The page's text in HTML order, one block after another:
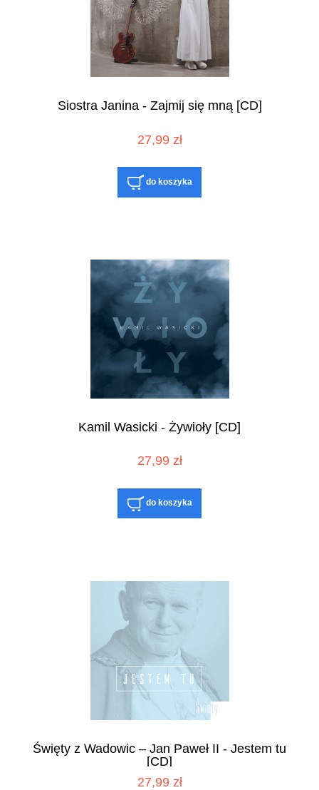
Siostra Janina - Zajmij się mną [CD]
27,99 zł
do koszyka
Kamil Wasicki - Żywioły [CD]
27,99 zł
do koszyka
Święty z Wadowic – Jan Paweł II - Jestem tu
[CD]
27,99 zł